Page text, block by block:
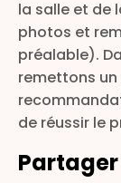
la salle et de
photos et
préalable).
remettons
de réussir le
Partager